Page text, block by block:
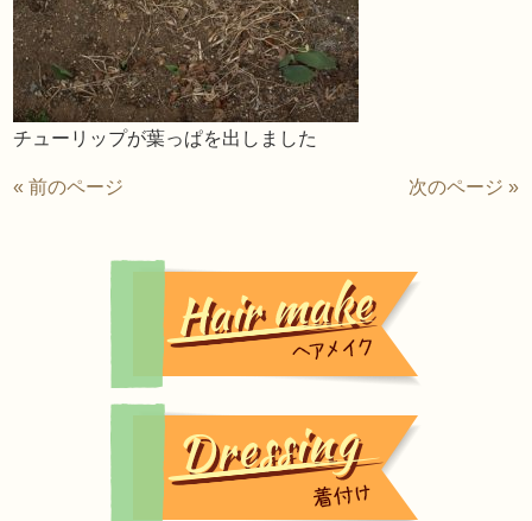
チューリップが葉っぱを出しました
« 前のページ 次のページ »